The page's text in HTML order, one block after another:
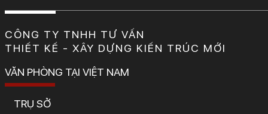
CÔNG TY TNHH TƯ VẤN
THIẾT KẾ - XÂY DỰNG KIẾN TRÚC MỚI
VĂN PHÒNG TẠI VIỆT NAM
TRỤ SỞ